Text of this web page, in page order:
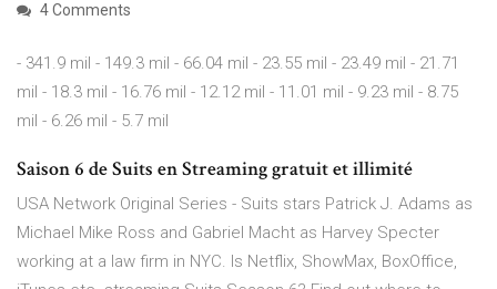
4 Comments
- 341.9 mil - 149.3 mil - 66.04 mil - 23.55 mil - 23.49 mil - 21.71
mil - 18.3 mil - 16.76 mil - 12.12 mil - 11.01 mil - 9.23 mil - 8.75
mil - 6.26 mil - 5.7 mil
Saison 6 de Suits en Streaming gratuit et illimité
USA Network Original Series - Suits stars Patrick J. Adams as
Michael Mike Ross and Gabriel Macht as Harvey Specter
working at a law firm in NYC. Is Netflix, ShowMax, BoxOffice,